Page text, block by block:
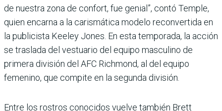
de nuestra zona de confort, fue genial”, contó Temple,
quien encarna a la carismática modelo reconvertida en
la publicista Keeley Jones. En esta temporada, la acción
se traslada del vestuario del equipo masculino de
primera división del AFC Richmond, al del equipo
femenino, que compite en la segunda división.
Entre los rostros conocidos vuelve también Brett